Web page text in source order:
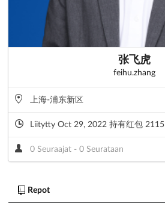
张飞虎
feihu.zhang
上海-浦东新区
Liitytty Oct 29, 2022 持有红包 2115
0 Seuraajat - 0 Seurataan
Repot